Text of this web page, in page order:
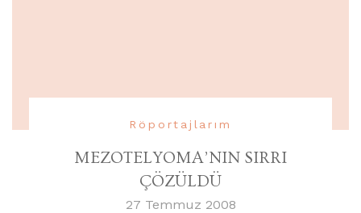
Röportajlarım
MEZOTELYOMA’NIN SIRRI
ÇÖZÜLDÜ
27 Temmuz 2008